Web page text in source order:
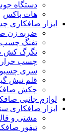
دستگاه
هات باکس
ابزار صافکاری
ضربه زن
تفنگ چسب
تگرگ کش
چسب
سری
قلم نیش
چکش
لوازم جانبی
ابزار صافکاری
مشتی و
تیفور